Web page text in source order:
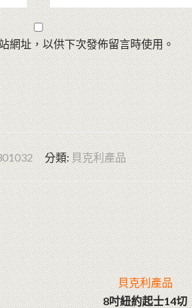
網址，以供下次發佈留言時使用。
分類: 貝克利產品
貝克利產品
8吋紐約起士14切